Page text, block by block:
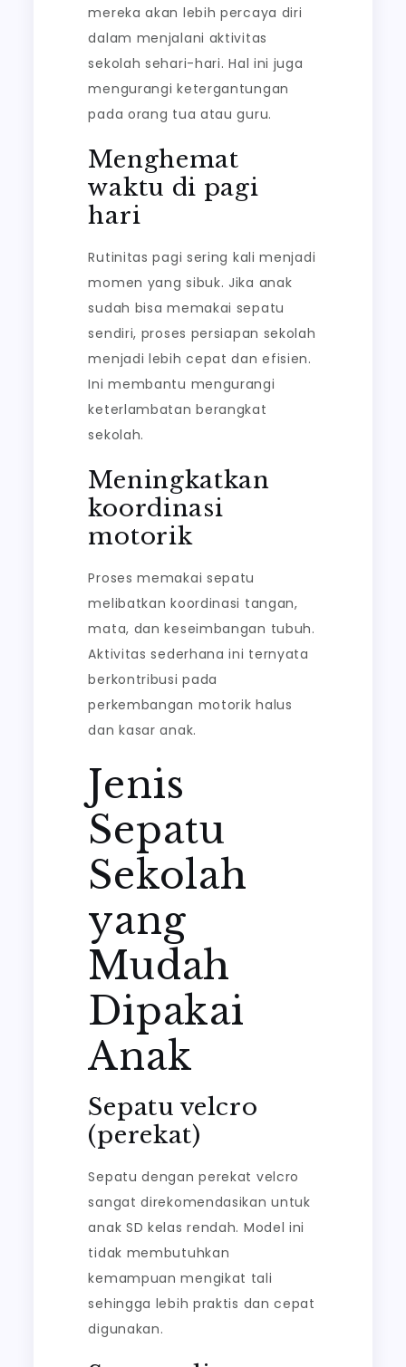
mereka akan lebih percaya diri
dalam menjalani aktivitas
sekolah sehari-hari. Hal ini juga
mengurangi ketergantungan
pada orang tua atau guru.
Menghemat
waktu di pagi
hari
Rutinitas pagi sering kali menjadi
momen yang sibuk. Jika anak
sudah bisa memakai sepatu
sendiri, proses persiapan sekolah
menjadi lebih cepat dan efisien.
Ini membantu mengurangi
keterlambatan berangkat
sekolah.
Meningkatkan
koordinasi
motorik
Proses memakai sepatu
melibatkan koordinasi tangan,
mata, dan keseimbangan tubuh.
Aktivitas sederhana ini ternyata
berkontribusi pada
perkembangan motorik halus
dan kasar anak.
Jenis
Sepatu
Sekolah
yang
Mudah
Dipakai
Anak
Sepatu velcro
(perekat)
Sepatu dengan perekat velcro
sangat direkomendasikan untuk
anak SD kelas rendah. Model ini
tidak membutuhkan
kemampuan mengikat tali
sehingga lebih praktis dan cepat
digunakan.